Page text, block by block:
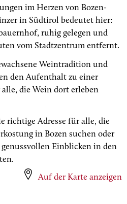
Auf der Karte anzeigen
im Herzen von Bozen-
in Südtirol bedeutet hier:
ruhig gelegen und
vom Stadtzentrum entfernt.
Weintradition und
den Aufenthalt zu einer
die Wein dort erleben
richtige Adresse für alle, die
in Bozen suchen oder
Einblicken in den